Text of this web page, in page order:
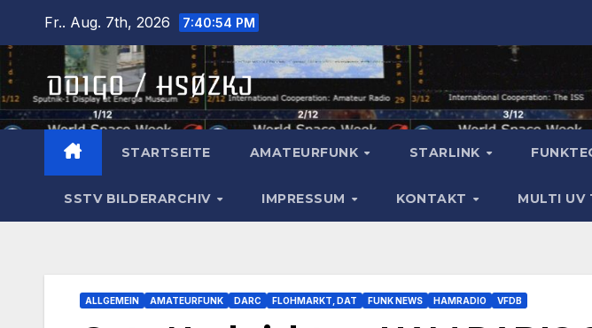
springen
Fr.. Aug. 7th, 2026 7:40:55 PM
STARTSEITE AMATEURFUNK STARLINK
SSTV BILDERARCHIV IMPRESSUM KONTAKT MULTI UV
ALLGEMEIN AMATEURFUNK DARC FLOHMARKT, DAT FUNK NEWS HAMRADIO VFDB